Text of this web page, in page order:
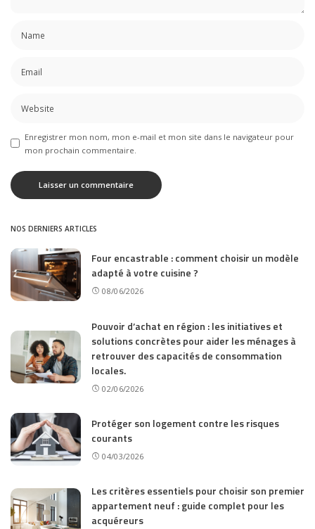
Enregistrer mon nom, mon e-mail et mon site dans le navigateur pour
mon prochain commentaire.
NOS DERNIERS ARTICLES
Four encastrable : comment choisir un modèle
adapté à votre cuisine ?
08/06/2026
Pouvoir d’achat en région : les initiatives et
solutions concrètes pour aider les ménages à
retrouver des capacités de consommation
locales.
02/06/2026
Protéger son logement contre les risques
courants
04/03/2026
Les critères essentiels pour choisir son premier
appartement neuf : guide complet pour les
acquéreurs